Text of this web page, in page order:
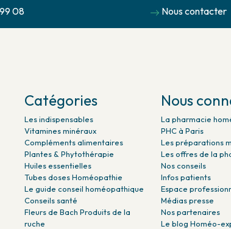
08 Nous contacter
Catégories
Les indispensables
Vitamines minéraux
Compléments alimentaires
Plantes & Phytothérapie
Huiles essentielles
Tubes doses Homéopathie
Le guide conseil homéopathique
Conseils santé
Fleurs de Bach Produits de la
ruche
Nous
La pharmacie
PHC à Paris
Les préparations
Les offres de la
Nos conseils
Infos patients
Espace
Médias presse
Nos partenaires
Le blog Homéo-